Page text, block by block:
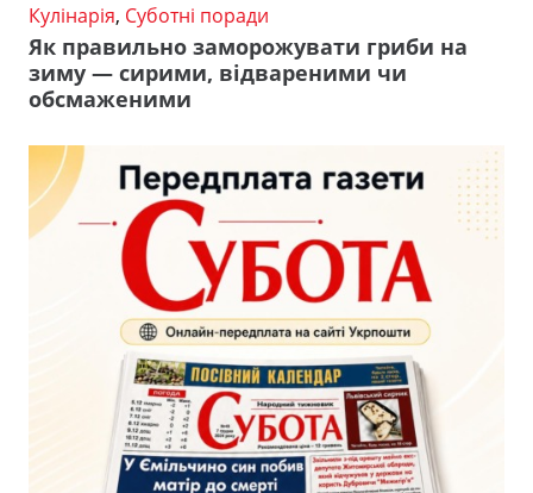
Кулінарія, Суботні поради
Як правильно заморожувати гриби на
зиму — сирими, відвареними чи
обсмаженими